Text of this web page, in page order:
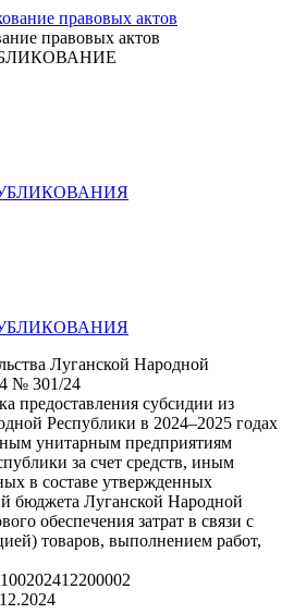
правовых актов
Луганской Народной
№ 301/24
предоставления субсидии из
Республики в 2024–2025 годах
унитарным предприятиям
за счет средств, иным
в составе утвержденных
бюджета Луганской Народной
обеспечения затрат в связи с
товаров, выполнением работ,